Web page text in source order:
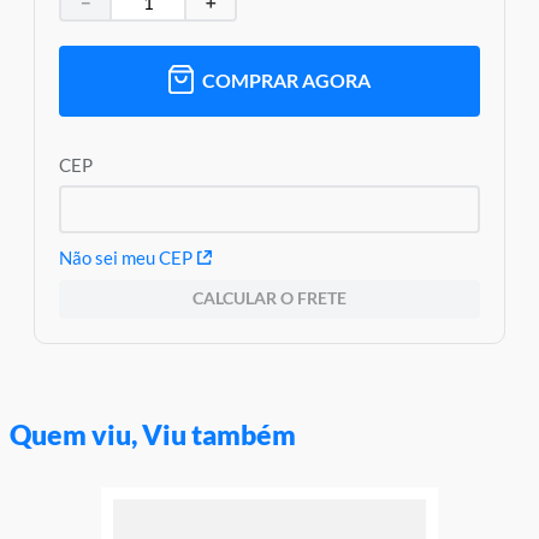
COMPRAR AGORA
CEP
Não sei meu CEP
CALCULAR O FRETE
Quem viu, Viu também